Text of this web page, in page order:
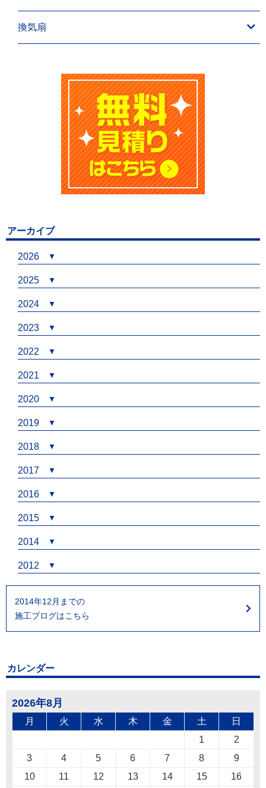
換気扇
アーカイブ
2026
2025
2024
2023
2022
2021
2020
2019
2018
2017
2016
2015
2014
2012
2014年12月までの
施工ブログはこちら
カレンダー
2026年8月
月 火 水 木 金 土 日
1
2
3
4 5 6 7 8
9
10
11 12 13 14 15
16